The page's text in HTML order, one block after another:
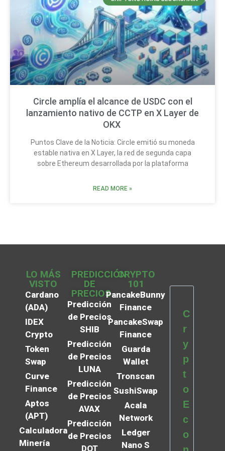
Circle amplía el alcance de USDC con el
lanzamiento nativo de CCTP en X Layer de
OKX
Puntos Clave de la Noticia: Circle emitió su moneda
estable nativa en X Layer, la red de segunda capa
sobre Ethereum desarrollada por la plataforma
READ MORE »
LO MÁS
VISTO
Cardano
(ADA)
IDEX
Crypto
Token
Swap
Curve
Finance
Aptos
(APT)
Calculadora
Minería
PREDICCIÓN
DE
PRECIOS
Predicción
de Precios
SHIB
Predicción
de Precios
LUNA
Predicción
de Precios
AVAX
Predicción
de Precios
DOT
CRYPTO
101
PancakeBunny
Finance
PancakeSwap
Finance
Guarda
Wallet
Tronscan
SushiSwap
Acala
Network
Ledger
Nano S
C
r
y
p
t
o
E
c
o